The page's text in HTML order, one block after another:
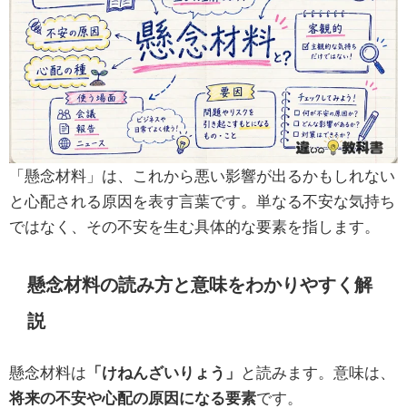
「懸念材料」は、これから悪い影響が出るかもしれない
と心配される原因を表す言葉です。単なる不安な気持ち
ではなく、その不安を生む具体的な要素を指します。
懸念材料の読み方と意味をわかりやすく解
説
懸念材料は 「けねんざいりょう」
と読みます。意味は、
将来の不安や心配の原因になる要素です。